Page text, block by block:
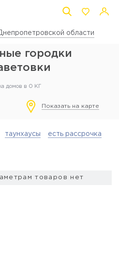
области
городки
домов в 0 КГ
Показать на карте
таунхаусы есть рассрочка
товаров нет